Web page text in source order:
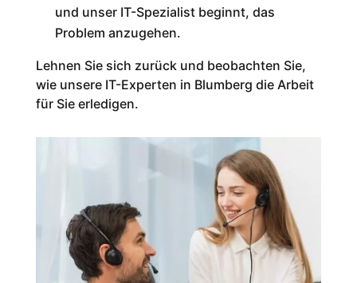
und unser IT-Spezialist beginnt, das
Problem anzugehen.
Lehnen Sie sich zurück und beobachten Sie,
wie unsere IT-Experten in Blumberg die Arbeit
für Sie erledigen.